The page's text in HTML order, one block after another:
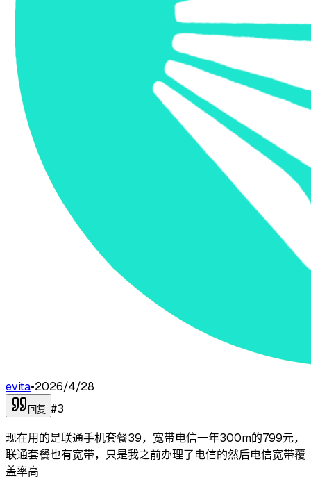
evita•2026/4/28
回复 #3
现在用的是联通手机套餐39，宽带电信一年300m的799元，
联通套餐也有宽带，只是我之前办理了电信的然后电信宽带覆
盖率高